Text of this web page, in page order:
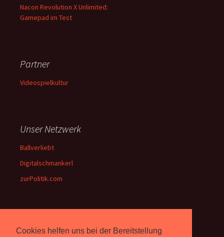
Cookies helfen uns bei der Bereitstellung
Nacon Revolution X Unlimited:
Gamepad im Test
Partner
Videospielkultur
Unser Netzwerk
Ballverliebt
Digitalschmankerl
zurPolitik.com
Über Uns